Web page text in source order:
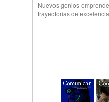
Nuevos genios-
trayectorias de